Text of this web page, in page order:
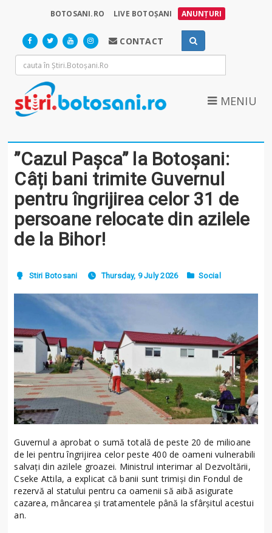
BOTOSANI.RO LIVE BOTOȘANI ANUNȚURI
CONTACT
MENIU
”Cazul Pașca” la Botoșani:
Câți bani trimite Guvernul
pentru îngrijirea celor 31 de
persoane relocate din azilele
de la Bihor!
Stiri Botosani Thursday, 9 July 2026 Social
Guvernul a aprobat o sumă totală de peste 20 de milioane
de lei pentru îngrijirea celor peste 400 de oameni vulnerabili
salvați din azilele groazei. Ministrul interimar al Dezvoltării,
Cseke Attila, a explicat că banii sunt trimiși din Fondul de
rezervă al statului pentru ca oamenii să aibă asigurate
cazarea, mâncarea și tratamentele până la sfârșitul acestui
an.